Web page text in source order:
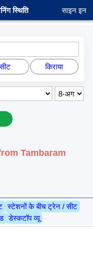
स्थिति साइन इन
किराया
Tambaram
स्टेशनों के बीच ट्रेन / सीट
डेस्कटॉप व्यू